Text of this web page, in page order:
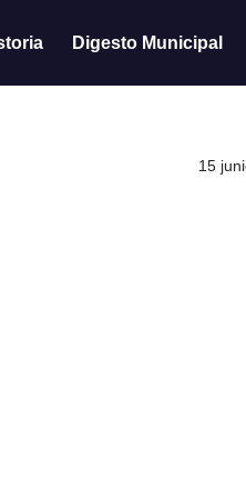
Digesto Municipal
15